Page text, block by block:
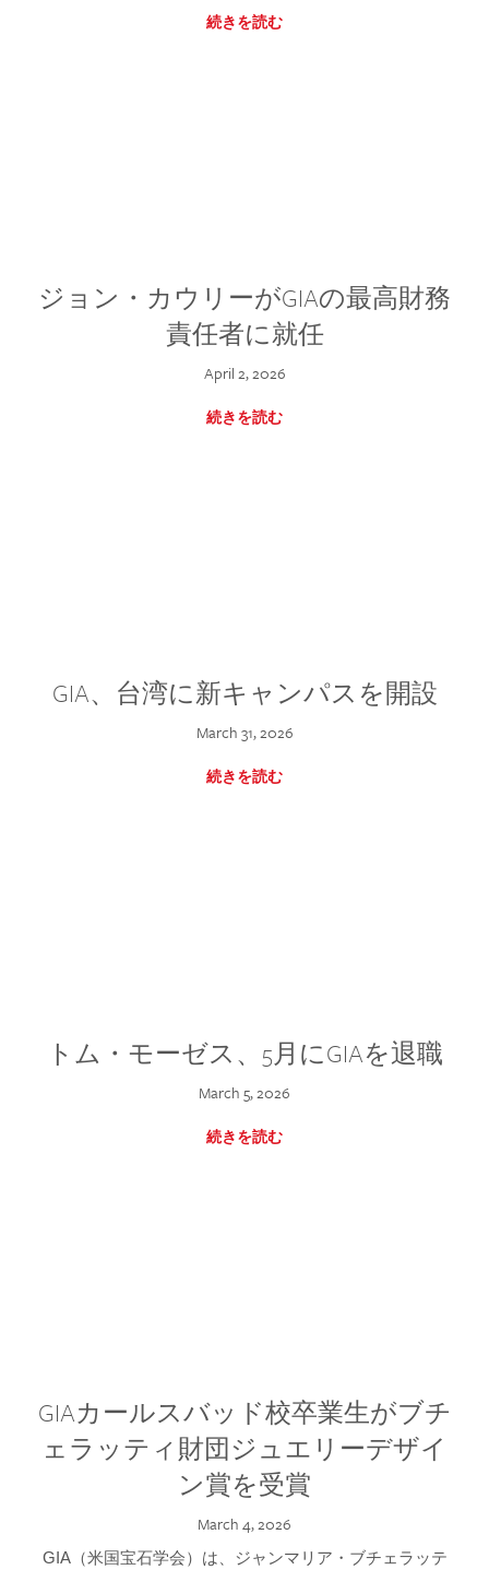
続きを読む
ジョン・カウリーがGIAの最高財務
責任者に就任
April 2, 2026
続きを読む
GIA、台湾に新キャンパスを開設
March 31, 2026
続きを読む
トム・モーゼス、5月にGIAを退職
March 5, 2026
続きを読む
GIAカールスバッド校卒業生がブチ
ェラッティ財団ジュエリーデザイ
ン賞を受賞
March 4, 2026
GIA（米国宝石学会）は、ジャンマリア・ブチェラッテ